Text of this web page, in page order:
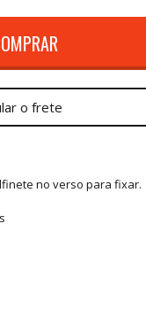
o frete
no verso para fixar.